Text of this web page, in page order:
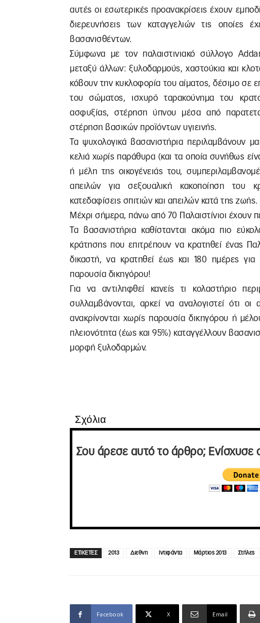
αυτές οι εσωτερικές προανακρίσεις έχουν
διερευνήσεις των καταγγελιών τις οποίες
βασανισθέντων.
Σύμφωνα με τον παλαιστινιακό σύλλογο
μεταξύ άλλων: ξυλοδαρμούς, χαστούκια και
κόβουν την κυκλοφορία του αίματος, δέσιμο σε
του σώματος, ισχυρό ταρακούνημα του
ασφυξίας, στέρηση ύπνου μέσα από
στέρηση βασικών προϊόντων υγιεινής.
Τα ψυχολογικά βασανιστήρια περιλαμβάνουν
κελιά χωρίς παράθυρα (και τα οποία συνήθως
ή μέλη της οικογένειάς του,
απειλών για σεξουαλική κακοποίηση του
κατεδαφίσεις σπιτιών και απειλών κατά της ζωής.
Μέχρι σήμερα, πάνω από 70 Παλαιστίνιοι έχουν
Τα βασανιστήρια καθίστανται ακόμα πιο
κράτησης που επιτρέπουν να κρατηθεί ένας
δικαστή, να κρατηθεί έως και 180 ημέρες
παρουσία δικηγόρου!
Για να αντιληφθεί κανείς τι κολαστήριο
συλλαμβάνονται, αρκεί να αναλογιστεί ότι οι
ανακρίνονται χωρίς παρουσία δικηγόρου ή
πλειονότητα (έως και 95%) καταγγέλλουν
μορφή ξυλοδαρμών.
Σχόλια
Σου άρεσε αυτό το άρθρο; Ενίσχυσε
ΕΤΙΚΕΤΕΣ 2013 Διεθνη Ιντιφάντα Μάρτιος 2013 Στήλες
Facebook X Email